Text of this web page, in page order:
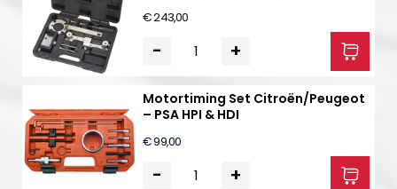
€ 243,00
- +
Motortiming Set Citroën/Peugeot
– PSA HPI & HDI
€ 99,00
- +